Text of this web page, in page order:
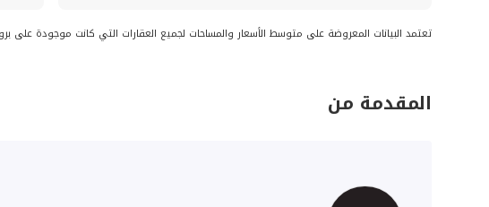
تعتمد البيانات المعروضة على متوسط الأسعار والمساحات لجميع العقارات التي كانت موجودة على
المقدمة من